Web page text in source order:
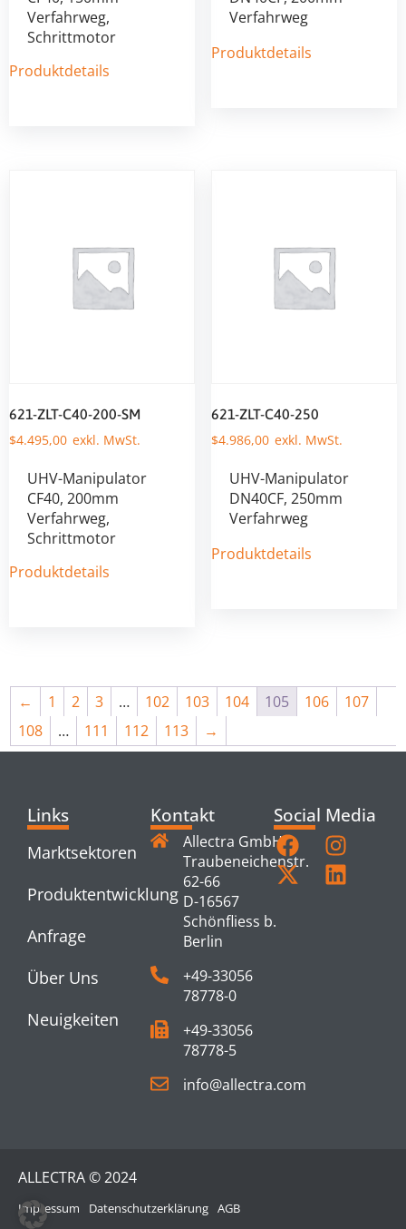
Verfahrweg,
Schrittmotor
Produktdetails
Verfahrweg
Produktdetails
621-ZLT-C40-200-SM
$4.495,00
UHV-Manipulator
CF40, 200mm
Verfahrweg,
Schrittmotor
Produktdetails
621-ZLT-C40-250
$4.986,00
UHV-Manipulator
DN40CF, 250mm
Verfahrweg
Produktdetails
← 1 2 3 … 102 103 104 105 106
107
108
… 111 112 113 →
Links
Marktsektoren
Produktentwicklung
Anfrage
Über Uns
Neuigkeiten
Kontakt
Allectra GmbH
Traubeneichenstr.
62-66
D-16567
Schönfliess b.
Berlin
+49-33056
78778-0
+49-33056
78778-5
info@allectra.com
Social Media
ALLECTRA © 2024
Impressum Datenschutzerklärung AGB